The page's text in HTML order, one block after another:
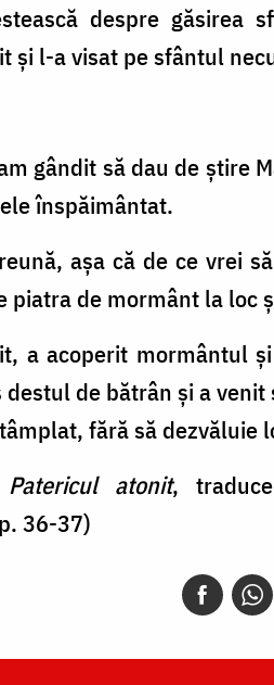
despre găsirea
şi l-a visat pe sfântul
gândit să dau de ştire
înspăimântat.
aşa că de ce vrei
piatra de mormânt la loc
a acoperit mormântul
de bătrân şi a
fără să dezvăluie
Patericul atonit,
36-37)